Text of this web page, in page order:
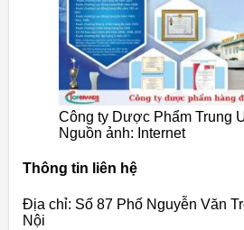
Công ty Dược Phẩm Trung
Nguồn ảnh: Internet
Thông tin liên hệ
Địa chỉ: Số 87 Phố Nguyễn Văn
Nội